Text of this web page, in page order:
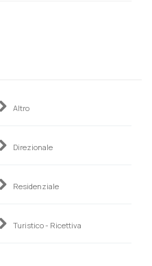
Altro
Direzionale
Residenziale
Turistico - Ricettiva